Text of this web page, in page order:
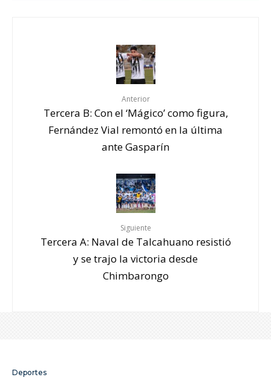
Anterior
Tercera B: Con el ‘Mágico’ como figura,
Fernández Vial remontó en la última
ante Gasparín
Siguiente
Tercera A: Naval de Talcahuano resistió
y se trajo la victoria desde
Chimbarongo
Deportes